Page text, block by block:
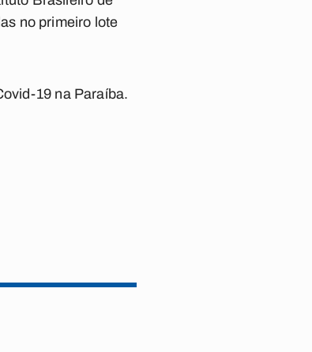
no primeiro lote
19 na Paraíba.